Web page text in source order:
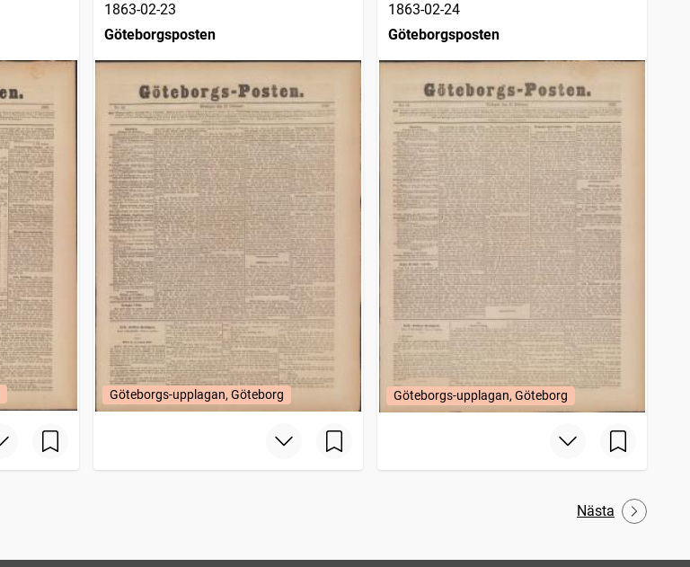
1863-02-23
Göteborgsposten
Göteborgs-upplagan, Göteborg
1863-02-24
Göteborgsposten
Göteborgs-upplagan, Göteborg
Nästa